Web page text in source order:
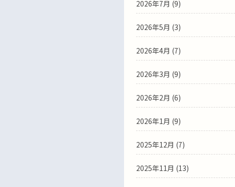
2026年7月 (9)
2026年5月 (3)
2026年4月 (7)
2026年3月 (9)
2026年2月 (6)
2026年1月 (9)
2025年12月 (7)
2025年11月 (13)